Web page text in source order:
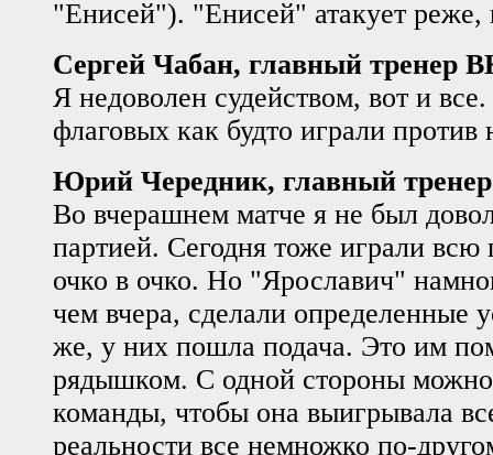
"Енисей"). "Енисей" атакует реже,
Сергей Чабан, главный тренер
Я недоволен судейством, вот и
флаговых как будто играли против
Юрий Чередник, главный
Во вчерашнем матче я не был
партией. Сегодня тоже играли
очко в очко. Но "Ярославич"
чем вчера, сделали определенные
же, у них пошла подача. Это им
рядышком. С одной стороны можно
команды, чтобы она выигрывала
реальности все немножко по-